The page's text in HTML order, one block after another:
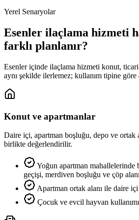
Yerel Senaryolar
Esenler ilaçlama hizmeti
farklı planlanır?
Esenler içinde ilaçlama hizmeti konut,
aynı şekilde ilerlemez; kullanım tipine göre
Konut ve apartmanlar
Daire içi, apartman boşluğu, depo ve ortak
birlikte değerlendirilir.
Yoğun apartman mahallelerinde
geçişi, merdiven boşluğu ve çöp
Apartman ortak alanı ile daire içi
Çocuk ve evcil hayvan